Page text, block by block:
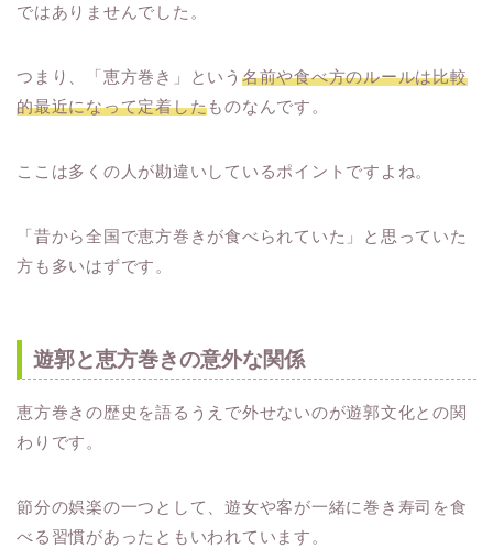
ではありませんでした。
つまり、「恵方巻き」という 名前や食べ方のルールは比較
的最近になって定着したものなんです。
ここは多くの人が勘違いしているポイントですよね。
「昔から全国で恵方巻きが食べられていた」と思っていた
方も多いはずです。
遊郭と恵方巻きの意外な関係
恵方巻きの歴史を語るうえで外せないのが遊郭文化との関
わりです。
節分の娯楽の一つとして、遊女や客が一緒に巻き寿司を食
べる習慣があったともいわれています。